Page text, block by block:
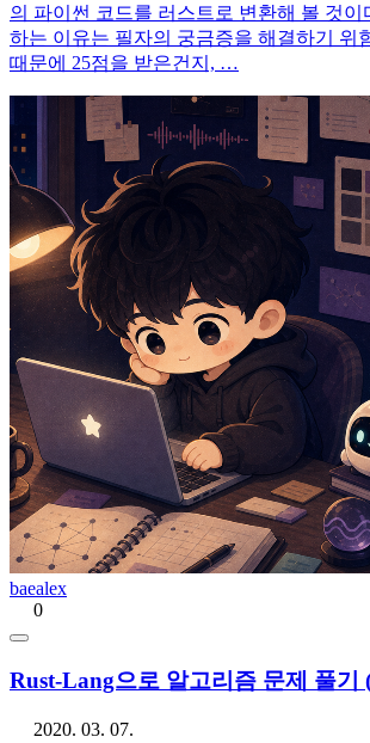
의 파이썬 코드를 러스트로 변환해 볼 것이
하는 이유는 필자의 궁금증을 해결하기 위
때문에 25점을 받은건지, …
baealex
0
Rust-Lang으로 알고리즘 문제 풀기
2020. 03. 07.